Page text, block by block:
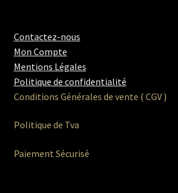
Contactez-nous
Mon Compte
Mentions Légales
Politique de confidentialité
Conditions Générales de vente ( CGV )
Politique de Tva
Paiement Sécurisé